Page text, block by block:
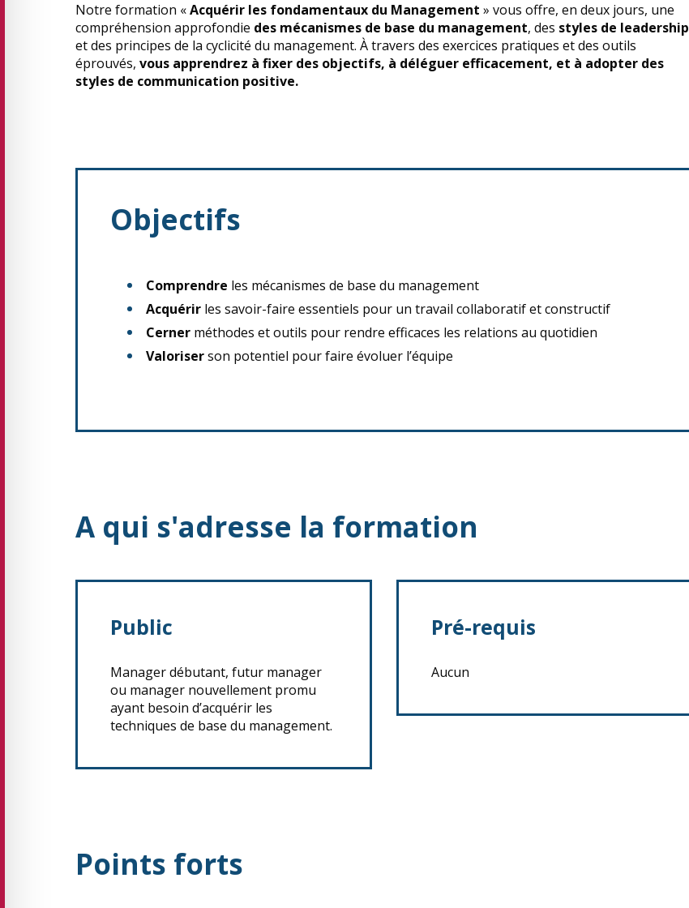
Notre formation «Acquérir les fondamentaux du Management » vous offre, en deux jours, une
compréhension approfondie des mécanismes de base du management, des styles de leadership
et des principes de la cyclicité du management. À travers des exercices pratiques et des outils
éprouvés, vous apprendrez à fixer des objectifs, à déléguer efficacement, et à adopter des
styles de communication positive.
Objectifs
Comprendre les mécanismes de base du management
Acquérir les savoir-faire essentiels pour un travail collaboratif et constructif
Cerner méthodes et outils pour rendre efficaces les relations au quotidien
Valoriserson potentiel pour faire évoluer l’équipe
A qui s'adresse la formation
Public
Manager débutant, futur manager
ou manager nouvellement promu
ayant besoin d’acquérir les
techniques de base du management.
Pré-requis
Aucun
Points forts